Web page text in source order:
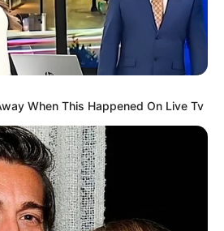
by Szerző
When This Happened On Live Tv